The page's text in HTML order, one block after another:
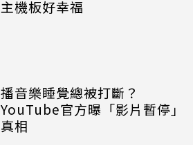
主機板好幸福
播音樂睡覺總被打斷？
YouTube官方曝「影片暫停」
真相